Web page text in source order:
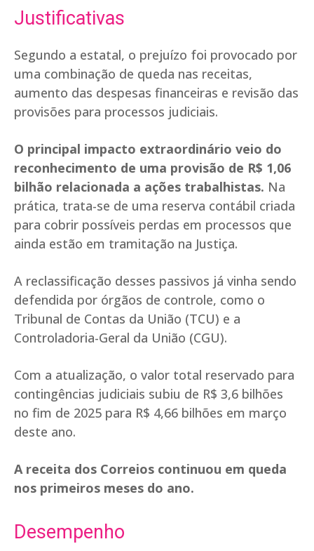
Justificativas
Segundo a estatal, o prejuízo foi provocado por
uma combinação de queda nas receitas,
aumento das despesas financeiras e revisão das
provisões para processos judiciais.
O principal impacto extraordinário veio do
reconhecimento de uma provisão de R$ 1,06
bilhão relacionada a ações trabalhistas. Na
prática, trata-se de uma reserva contábil criada
para cobrir possíveis perdas em processos que
ainda estão em tramitação na Justiça.
A reclassificação desses passivos já vinha sendo
defendida por órgãos de controle, como o
Tribunal de Contas da União (TCU) e a
Controladoria-Geral da União (CGU).
Com a atualização, o valor total reservado para
contingências judiciais subiu de R$ 3,6 bilhões
no fim de 2025 para R$ 4,66 bilhões em março
deste ano.
A receita dos Correios continuou em queda
nos primeiros meses do ano.
Desempenho